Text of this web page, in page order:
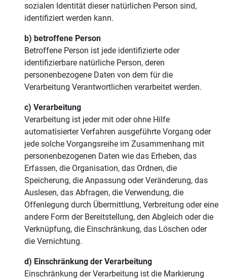
sozialen Identität dieser natürlichen Person sind,
identifiziert werden kann.
b) betroffene Person
Betroffene Person ist jede identifizierte oder
identifizierbare natürliche Person, deren
personenbezogene Daten von dem für die
Verarbeitung Verantwortlichen verarbeitet werden.
c) Verarbeitung
Verarbeitung ist jeder mit oder ohne Hilfe
automatisierter Verfahren ausgeführte Vorgang oder
jede solche Vorgangsreihe im Zusammenhang mit
personenbezogenen Daten wie das Erheben, das
Erfassen, die Organisation, das Ordnen, die
Speicherung, die Anpassung oder Veränderung, das
Auslesen, das Abfragen, die Verwendung, die
Offenlegung durch Übermittlung, Verbreitung oder eine
andere Form der Bereitstellung, den Abgleich oder die
Verknüpfung, die Einschränkung, das Löschen oder
die Vernichtung.
d) Einschränkung der Verarbeitung
Einschränkung der Verarbeitung ist die Markierung